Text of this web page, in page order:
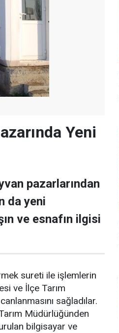
Yeni
pazarlarından
da yeni
ve esnafın ilgisi
sureti ile işlemlerin
ve İlçe Tarım
sağladılar.
Müdürlüğünden
bilgisayar ve